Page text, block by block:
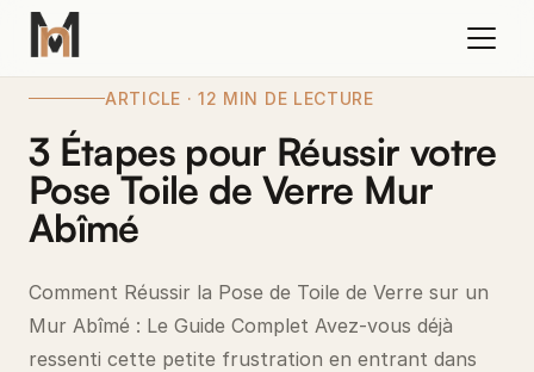
ARTICLE · 12 MIN DE LECTURE
3 Étapes pour Réussir votre
Pose Toile de Verre Mur
Abîmé
Comment Réussir la Pose de Toile de Verre sur un
Mur Abîmé : Le Guide Complet Avez-vous déjà
ressenti cette petite frustration en entrant dans